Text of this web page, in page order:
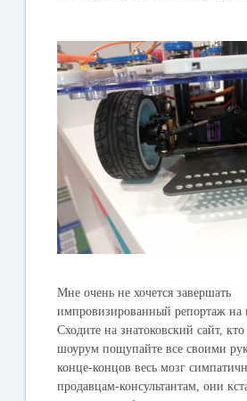
Мне очень не хочется завершать
импровизированный репортаж на
Сходите на знатоковский сайт,
шоурум пощупайте все своими
конце-концов весь мозг
продавцам-консультантам, они